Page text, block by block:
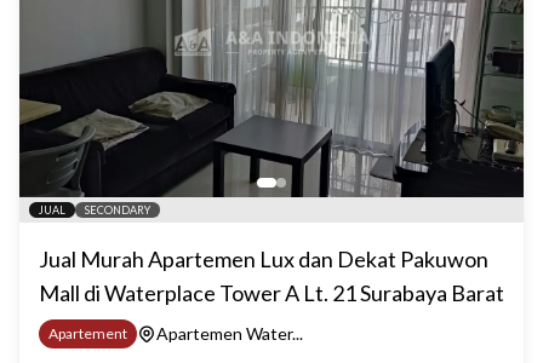
JUAL SECONDARY
Jual Murah Apartemen Lux dan Dekat Pakuwon
Mall di Waterplace Tower A Lt. 21 Surabaya Barat
Apartement
Apartemen Water...